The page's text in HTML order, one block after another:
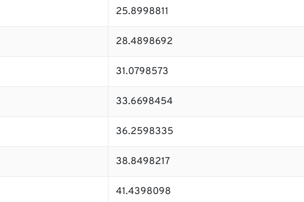
25.8998811
28.4898692
31.0798573
33.6698454
36.2598335
38.8498217
41.4398098